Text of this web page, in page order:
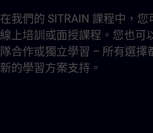
在我們的 SITRAIN 課程中，
線上培訓或面授課程。您也可
隊合作或獨立學習 – 所有選
新的學習方案支持。